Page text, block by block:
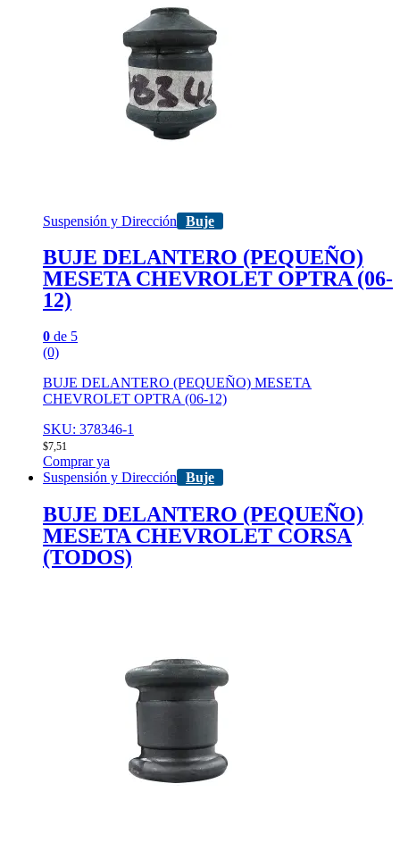
Suspensión y Dirección Buje
BUJE DELANTERO (PEQUEÑO)
MESETA CHEVROLET OPTRA (06-
12)
0 de 5
(0)
BUJE DELANTERO (PEQUEÑO) MESETA
CHEVROLET OPTRA (06-12)
SKU: 378346-1
$7,51
Comprar ya
Suspensión y Dirección
Buje
BUJE DELANTERO (PEQUEÑO)
MESETA CHEVROLET CORSA
(TODOS)